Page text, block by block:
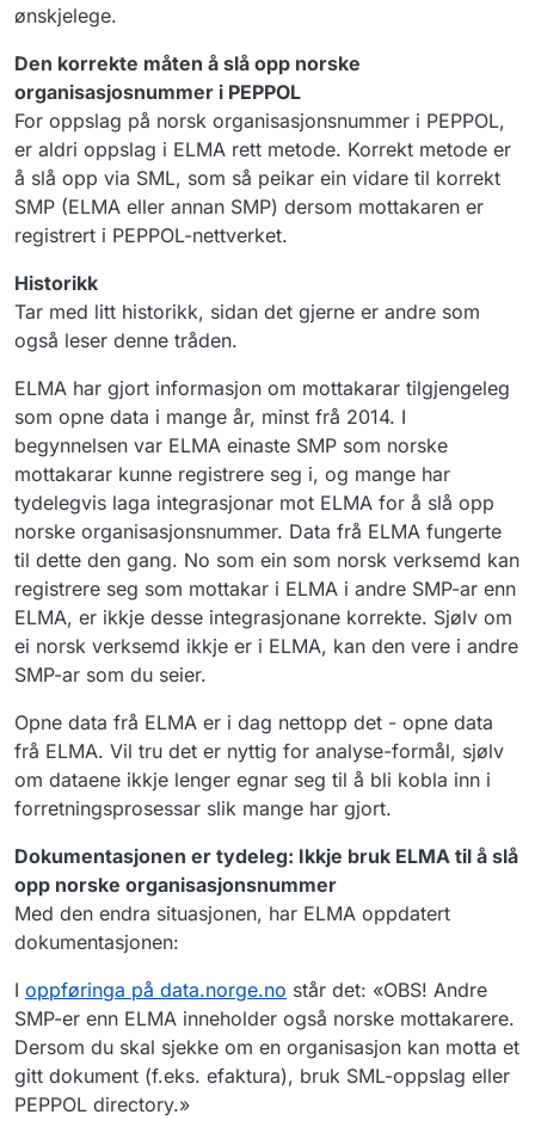
ønskjelege.
Den korrekte måten å slå opp norske
organisasjosnummer i PEPPOL
For oppslag på norsk organisasjonsnummer i PEPPOL,
er aldri oppslag i ELMA rett metode. Korrekt metode er
å slå opp via SML, som så peikar ein vidare til korrekt
SMP (ELMA eller annan SMP) dersom mottakaren er
registrert i PEPPOL-nettverket.
Historikk
Tar med litt historikk, sidan det gjerne er andre som
også leser denne tråden.
ELMA har gjort informasjon om mottakarar tilgjengeleg
som opne data i mange år, minst frå 2014. I
begynnelsen var ELMA einaste SMP som norske
mottakarar kunne registrere seg i, og mange har
tydelegvis laga integrasjonar mot ELMA for å slå opp
norske organisasjonsnummer. Data frå ELMA fungerte
til dette den gang. No som ein som norsk verksemd kan
registrere seg som mottakar i ELMA i andre SMP-ar enn
ELMA, er ikkje desse integrasjonane korrekte. Sjølv om
ei norsk verksemd ikkje er i ELMA, kan den vere i andre
SMP-ar som du seier.
Opne data frå ELMA er i dag nettopp det - opne data
frå ELMA. Vil tru det er nyttig for analyse-formål, sjølv
om dataene ikkje lenger egnar seg til å bli kobla inn i
forretningsprosessar slik mange har gjort.
Dokumentasjonen er tydeleg: Ikkje bruk ELMA til å slå
opp norske organisasjonsnummer
Med den endra situasjonen, har ELMA oppdatert
dokumentasjonen:
I oppføringa på data.norge.no står det: «OBS! Andre
SMP-er enn ELMA inneholder også norske mottakarere.
Dersom du skal sjekke om en organisasjon kan motta et
gitt dokument (f.eks. efaktura), bruk SML-oppslag eller
PEPPOL directory.»